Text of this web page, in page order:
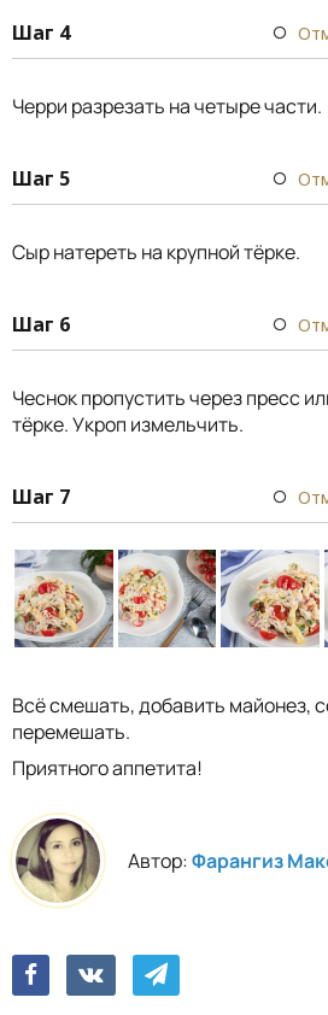
Шаг 4
Черри разрезать на четыре части.
Шаг 5
Сыр натереть на крупной тёрке.
Шаг 6
Чеснок пропустить через пресс
тёрке. Укроп измельчить.
Шаг 7
Всё смешать, добавить майонез,
перемешать.
Приятного аппетита!
Автор:Фарангиз